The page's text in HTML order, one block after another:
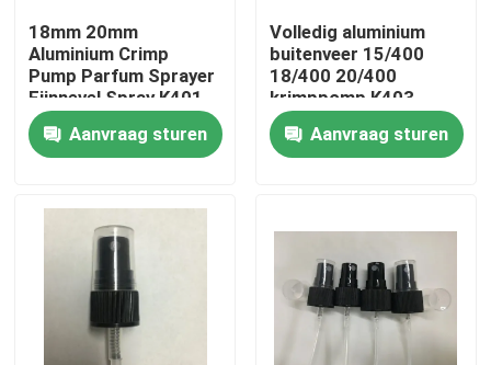
Thuis
Producten
Over ons
Fabriekstocht
18mm 20mm
Aluminium Crimp
Pump Parfum Sprayer
Fijnnevel Spray K401
Aanvraag sturen
Volledig aluminium
buitenveer 15/400
18/400 20/400
krimppomp K403
Aanvraag sturen